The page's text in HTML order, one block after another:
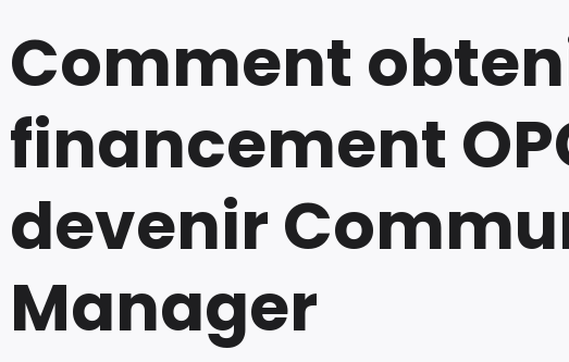
Comment
financement
devenir
Manager